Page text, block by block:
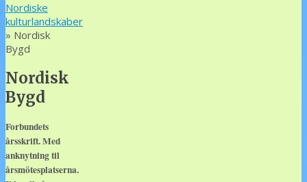
Nordiske
kulturlandskaber
» Nordisk
Bygd
Nordisk
Bygd
Forbundets
årsskrift. Med
anknytning til
årsmötesplatserna.